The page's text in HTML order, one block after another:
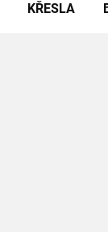
KŘESLA